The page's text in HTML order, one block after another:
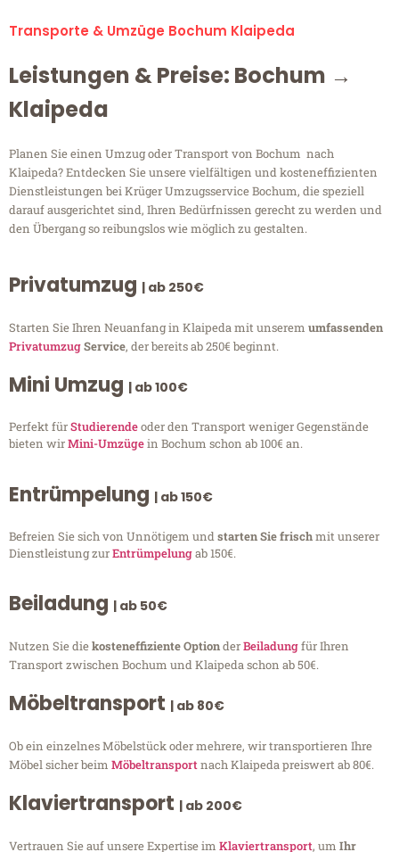
Transporte & Umzüge Bochum Klaipeda
Leistungen & Preise: Bochum →
Klaipeda
Planen Sie einen Umzug oder Transport von Bochum nach
Klaipeda? Entdecken Sie unsere vielfältigen und kosteneffizienten
Dienstleistungen bei Krüger Umzugsservice Bochum, die speziell
darauf ausgerichtet sind, Ihren Bedürfnissen gerecht zu werden und
den Übergang so reibungslos wie möglich zu gestalten.
Privatumzug | ab 250€
Starten Sie Ihren Neuanfang in Klaipeda mit unserem umfassenden
PrivatumzugService, der bereits ab 250€ beginnt.
Mini Umzug | ab 100€
Perfekt fürStudierendeoder den Transport weniger Gegenstände
bieten wirMini-Umzügein Bochum schon ab 100€ an.
Entrümpelung | ab 150€
Befreien Sie sich von Unnötigem undstarten Sie frischmit unserer
Dienstleistung zurEntrümpelungab 150€.
Beiladung | ab 50€
Nutzen Sie diekosteneffiziente OptionderBeiladungfür Ihren
Transport zwischen Bochum und Klaipeda schon ab 50€.
Möbeltransport | ab 80€
Ob ein einzelnes Möbelstück oder mehrere, wir transportieren Ihre
Möbel sicher beim Möbeltransportnach Klaipeda preiswert ab 80€.
Klaviertransport | ab 200€
Vertrauen Sie auf unsere Expertise im Klaviertransport, um Ihr